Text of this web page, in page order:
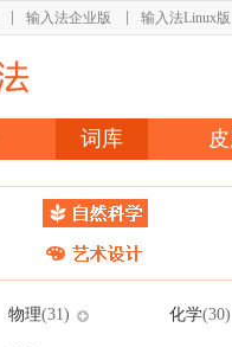
输入法企业版 输入法Linux版
词库
物理(31) 化学(30)